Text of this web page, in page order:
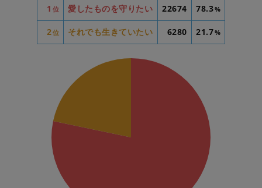
1 位 愛したものを守りたい 22674 78.3%
2位 それでも生きていたい 6280 21.7%